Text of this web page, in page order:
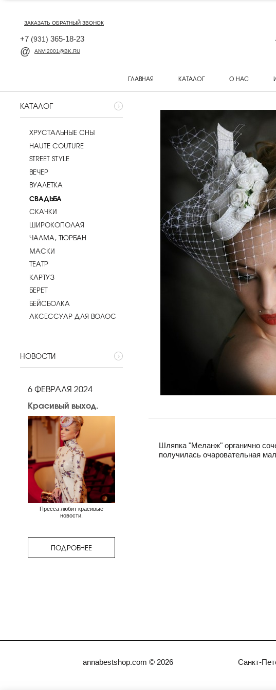
ЗАКАЗАТЬ ОБРАТНЫЙ ЗВОНОК
+7 (931) 365-18-23
ANVI2001@BK.RU
ГЛАВНАЯ КАТАЛОГ О НАС
КАТАЛОГ
ХРУСТАЛЬНЫЕ СНЫ
HAUTE COUTURE
STREET STYLE
ВЕЧЕР
ВУАЛЕТКА
CВАДЬБА
СКАЧКИ
ШИРОКОПОЛАЯ
ЧАЛМА, ТЮРБАН
МАСКИ
ТЕАТР
КАРТУЗ
БЕРЕТ
БЕЙСБОЛКА
АКСЕССУАР ДЛЯ ВОЛОС
НОВОСТИ
6 ФЕВРАЛЯ 2024
Красивый выход.
Пресса любит красивые
новости.
ПОДРОБНЕЕ
Шляпка "Меланж" органично
получилась очаровательная
annabestshop.com © 2026 Санкт-